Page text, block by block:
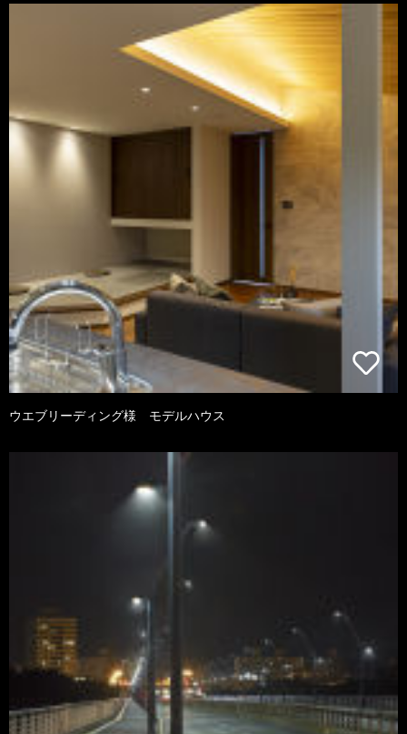
ウエブリーディング様 モデルハウス